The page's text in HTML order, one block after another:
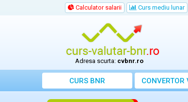
Calculator salarii Curs mediu lunar
Adresa scurta: cvbnr.ro
CURS BNR CONVERTOR